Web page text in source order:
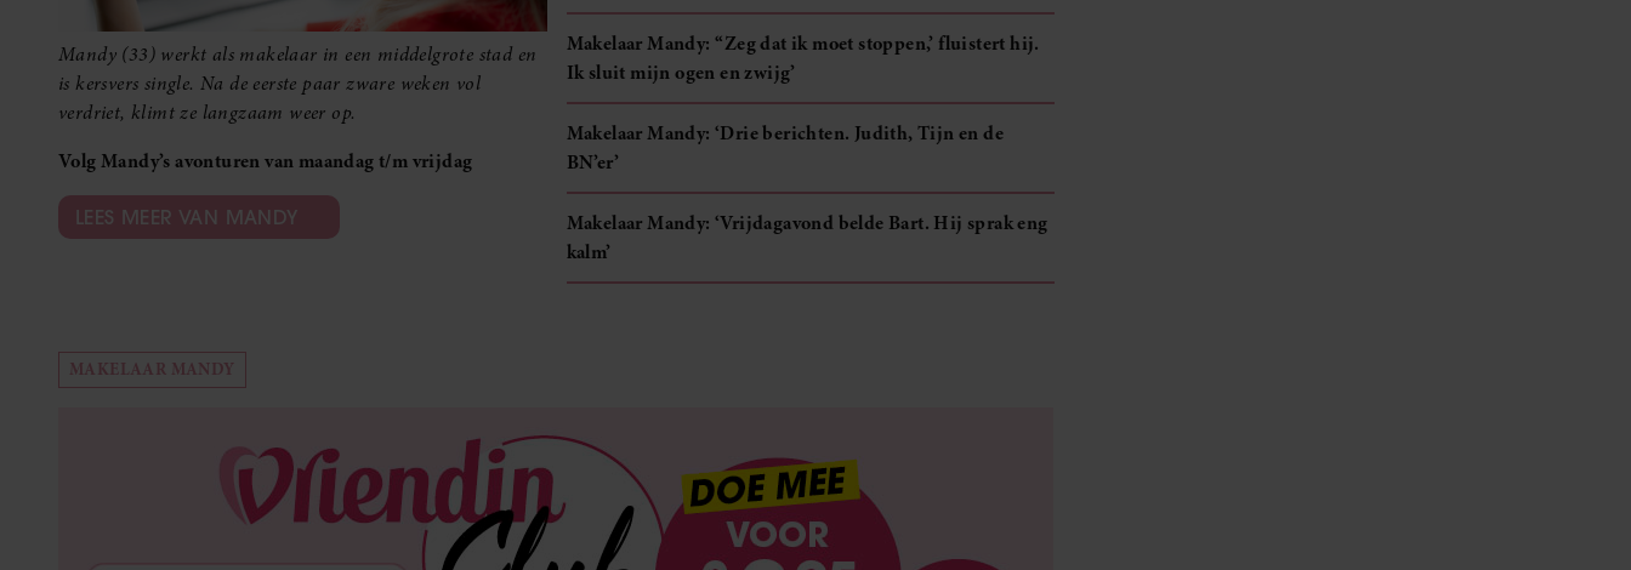
Mandy (33) werkt als makelaar in een middelgrote stad en
is kersvers single. Na de eerste paar zware weken vol
verdriet, klimt ze langzaam weer op.
Volg Mandy’s avonturen van maandag t/m vrijdag
LEES MEER VAN MANDY
Makelaar Mandy: ‘‘Zeg dat ik moet stoppen,’ fluistert hij.
Ik sluit mijn ogen en zwijg’
Makelaar Mandy: ‘Drie berichten. Judith, Tijn en de
BN’er’
Makelaar Mandy: ‘Vrijdagavond belde Bart. Hij sprak eng
kalm’
MAKELAAR MANDY